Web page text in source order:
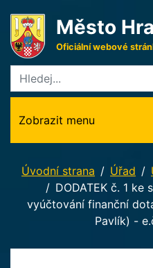
Město
Oficiální webové
Zobrazit menu
Úvodní strana Úřad
DODATEK č. 1
vyúčtování finanční
Pavlík) -